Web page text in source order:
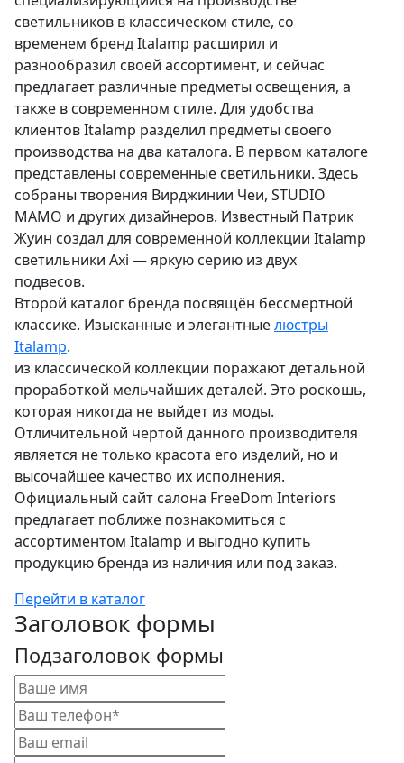
светильников в классическом стиле, со
временем бренд Italamp расширил и
разнообразил своей ассортимент, и сейчас
предлагает различные предметы освещения, а
также в современном стиле. Для удобства
клиентов Italamp разделил предметы своего
производства на два каталога. В первом каталоге
представлены современные светильники. Здесь
собраны творения Вирджинии Чеи, STUDIO
MAMO и других дизайнеров. Известный Патрик
Жуин создал для современной коллекции Italamp
светильники Axi — яркую серию из двух
подвесов.
Второй каталог бренда посвящён бессмертной
классике. Изысканные и элегантныелюстры
Italamp.
из классической коллекции поражают детальной
проработкой мельчайших деталей. Это роскошь,
которая никогда не выйдет из моды.
Отличительной чертой данного производителя
является не только красота его изделий, но и
высочайшее качество их исполнения.
Официальный сайт салона FreeDom Interiors
предлагает поближе познакомиться с
ассортиментом Italamp и выгодно купить
продукцию бренда из наличия или под заказ.
Перейти в каталог
Заголовок формы
Подзаголовок формы